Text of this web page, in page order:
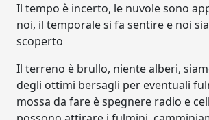
Il tempo è incerto, le nuvole sono
noi, il temporale si fa sentire e noi
scoperto
Il terreno è brullo, niente alberi,
degli ottimi bersagli per eventuali
mossa da fare è spegnere radio e